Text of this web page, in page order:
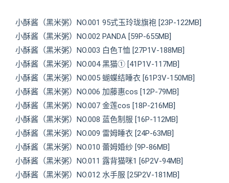
小酥酱（黑米粥）NO.001 95式玉玲珑旗袍 [23P-122MB]
小酥酱（黑米粥）NO.002 PANDA [59P-655MB]
小酥酱（黑米粥）NO.003 白色T恤 [27P1V-188MB]
小酥酱（黑米粥）NO.004 黑猫① [41P1V-117MB]
小酥酱（黑米粥）NO.005 蝴蝶结睡衣 [61P3V-150MB]
小酥酱（黑米粥）NO.006 加藤惠cos [12P-79MB]
小酥酱（黑米粥）NO.007 金莲cos [18P-216MB]
小酥酱（黑米粥）NO.008 蓝色制服 [16P-112MB]
小酥酱（黑米粥）NO.009 雷姆睡衣 [24P-63MB]
小酥酱（黑米粥）NO.010 蕾姆婚纱 [9P-86MB]
小酥酱（黑米粥）NO.011 露背猫咪1 [6P2V-94MB]
小酥酱（黑米粥）NO.012 水手服 [25P2V-181MB]